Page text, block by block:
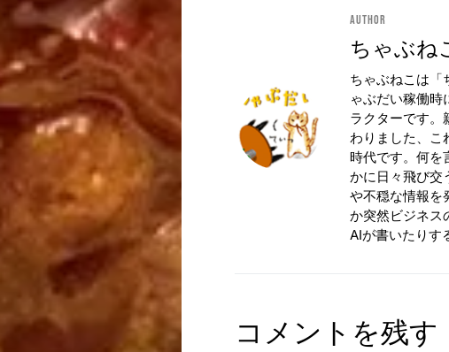
Author
ちゃぶね
ちゃぶねこは「
ゃぶだい稼働時
ラクターです。
わりました、こ
時代です。何
かに日々飛び交
や不穏な情報を
か突然ビジネ
AIが書いたりす
コメントを残す